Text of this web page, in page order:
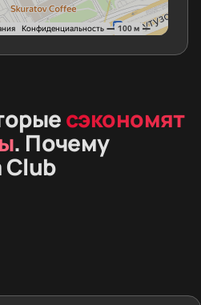
сэкономят
. Почему
Club
Вместе с автомобилем